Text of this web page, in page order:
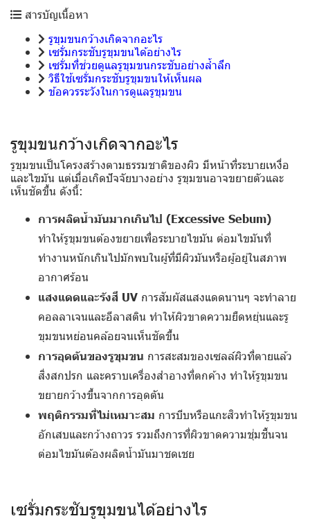
สารบัญเนื้อหา
รูขุมขนกว้างเกิดจากอะไร
เซรั่มกระชับรูขุมขนได้อย่างไร
เซรั่มที่ช่วยดูแลรูขุมขนกระชับอย่างล้ำลึก
วิธีใช้เซรั่มกระชับรูขุมขนให้เห็นผล
ข้อควรระวังในการดูแลรูขุมขน
รูขุมขนกว้างเกิดจากอะไร
รูขุมขนเป็นโครงสร้างตามธรรมชาติของผิว มีหน้าที่ระบายเหงื่อ
และไขมัน แต่เมื่อเกิดปัจจัยบางอย่าง รูขุมขนอาจขยายตัวและ
เห็นชัดขึ้น ดังนี้:
การผลิตน้ำมันมากเกินไป (Excessive Sebum)
ทำให้รูขุมขนต้องขยายเพื่อระบายไขมัน ต่อมไขมันที่
ทำงานหนักเกินไปมักพบในผู้ที่มีผิวมันหรือผู้อยู่ในสภาพ
อากาศร้อน
แสงแดดและรังสี UV การสัมผัสแสงแดดนานๆ จะทำลาย
คอลลาเจนและอีลาสติน ทำให้ผิวขาดความยืดหยุ่นและรู
ขุมขนหย่อนคล้อยจนเห็นชัดขึ้น
การอุดตันของรูขุมขน การสะสมของเซลล์ผิวที่ตายแล้ว
สิ่งสกปรก และคราบเครื่องสำอางที่ตกค้าง ทำให้รูขุมขน
ขยายกว้างขึ้นจากการอุดตัน
พฤติกรรมที่ไม่เหมาะสม การบีบหรือแกะสิวทำให้รูขุมขน
อักเสบและกว้างถาวร รวมถึงการที่ผิวขาดความชุ่มชื้นจน
ต่อมไขมันต้องผลิตน้ำมันมาชดเชย
เซรั่มกระชับรูขุมขนได้อย่างไร